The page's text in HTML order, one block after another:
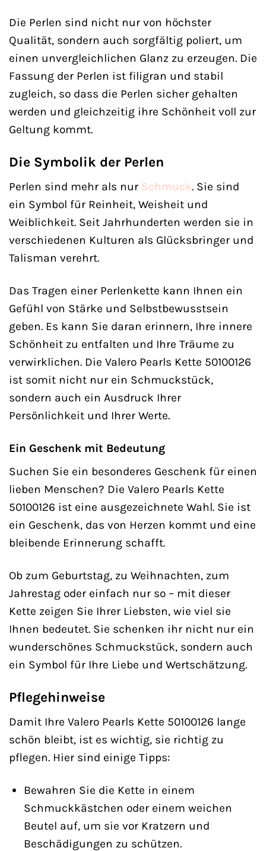
Die Perlen sind nicht nur von höchster
Qualität, sondern auch sorgfältig poliert, um
einen unvergleichlichen Glanz zu erzeugen. Die
Fassung der Perlen ist filigran und stabil
zugleich, so dass die Perlen sicher gehalten
werden und gleichzeitig ihre Schönheit voll zur
Geltung kommt.
Die Symbolik der Perlen
Perlen sind mehr als nur Schmuck. Sie sind
ein Symbol für Reinheit, Weisheit und
Weiblichkeit. Seit Jahrhunderten werden sie in
verschiedenen Kulturen als Glücksbringer und
Talisman verehrt.
Das Tragen einer Perlenkette kann Ihnen ein
Gefühl von Stärke und Selbstbewusstsein
geben. Es kann Sie daran erinnern, Ihre innere
Schönheit zu entfalten und Ihre Träume zu
verwirklichen. Die Valero Pearls Kette 50100126
ist somit nicht nur ein Schmuckstück,
sondern auch ein Ausdruck Ihrer
Persönlichkeit und Ihrer Werte.
Ein Geschenk mit Bedeutung
Suchen Sie ein besonderes Geschenk für einen
lieben Menschen? Die Valero Pearls Kette
50100126 ist eine ausgezeichnete Wahl. Sie ist
ein Geschenk, das von Herzen kommt und eine
bleibende Erinnerung schafft.
Ob zum Geburtstag, zu Weihnachten, zum
Jahrestag oder einfach nur so – mit dieser
Kette zeigen Sie Ihrer Liebsten, wie viel sie
Ihnen bedeutet. Sie schenken ihr nicht nur ein
wunderschönes Schmuckstück, sondern auch
ein Symbol für Ihre Liebe und Wertschätzung.
Pflegehinweise
Damit Ihre Valero Pearls Kette 50100126 lange
schön bleibt, ist es wichtig, sie richtig zu
pflegen. Hier sind einige Tipps:
Bewahren Sie die Kette in einem
Schmuckkästchen oder einem weichen
Beutel auf, um sie vor Kratzern und
Beschädigungen zu schützen.